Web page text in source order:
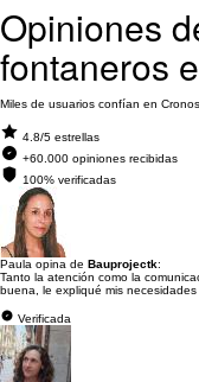
Opiniones
fontaneros
Miles de usuarios confían en
4.8/5 estrellas
+60.000 opiniones recibidas
100% verificadas
Paula opina de Bauprojectk:
Tanto la atención como la
buena, le expliqué mis
Verificada